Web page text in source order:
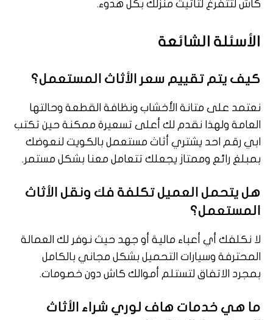
كاش لتتفرغ لتأثيث منزلك بكل هدوء.
الأسئلة الشائعة
كيف يتم تقييم سعر الأثاث المستعمل؟
نعتمد على متانة الأخشاب ونظافة القطعة وحالتها
العامة ولهذا نقدم لك أعلى تسعيرة ممكنة حين تكتب
ابي رقم احد يشتري أثاث مستعمل بالكويت لنعوضك
بمبلغ رائع وممتاز يجعلك تتعامل معنا بشكل مستمر.
هل يتحمل العميل تكلفة فك ونقل الأثاث
المستعمل؟
لا نكلفك أي أعباء مالية أو جهد حيث نوفر لك العمالة
المحترفة وسيارات التحميل بشكل مجاني بالكامل
بمجرد الاتفاق لتستلم أموالك كاش دون خصومات.
ما هي خدمات هاف لوري شراء الأثاث